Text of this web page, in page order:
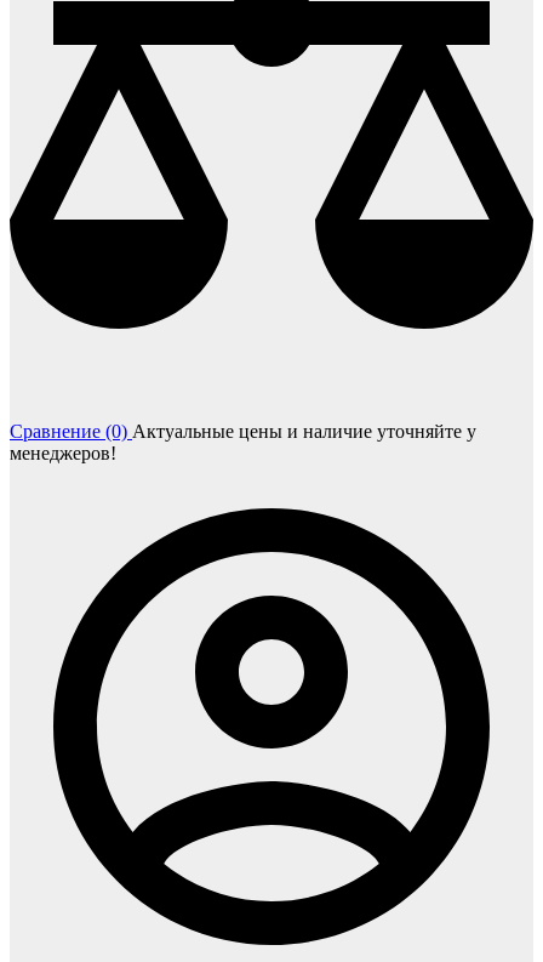
Сравнение (0) Актуальные цены и наличие уточняйте у
менеджеров!